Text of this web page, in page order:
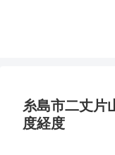
糸島市二丈片
度経度